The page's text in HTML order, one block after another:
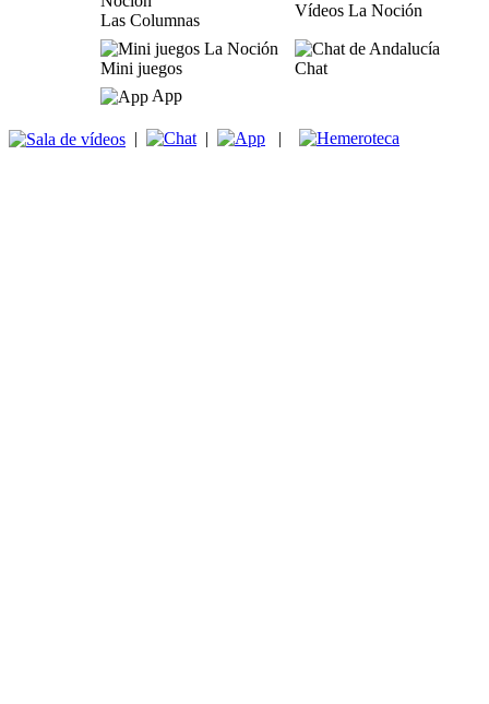
Las Columnas
Vídeos La Noción
Mini juegos
Chat
App
| | |